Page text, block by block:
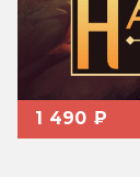
1 490 ₽